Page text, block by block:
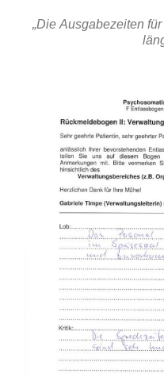
„Die Ausgabezeiten